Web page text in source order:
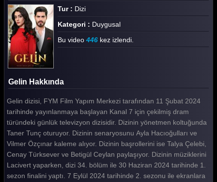
Gelin 322. Bölüm
Gelin 321. Bölüm
Gelin 320. Bölüm
Gelin 319. Bölüm
Gelin 318. Bölüm
Gelin 317. Bölüm
Gelin 316. Bölüm
Gelin 315. Bölüm
Gelin 314. Bölüm
Gelin 313. Bölüm
Tur : Dizi
Kategori : Duygusal
Bu video 446 kez izlendi.
Gelin Hakkında
Gelin dizisi, FYM Film Yapım Merkezi tarafından 11 Şubat 2024
tarihinde yayınlanmaya başlayan Kanal 7 için çekilmiş dram
türündeki günlük televizyon dizisidir. Dizinin yönetmen koltuğunda
Taner Tunç oturuyor. Dizinin senaryosunu Ayla Hacıoğulları ve
Vilmer Özçınar kaleme alıyor. Dizinin başrollerini ise Talya Çelebi,
Cenay Türksever ve Betigül Ceylan paylaşıyor. Dizinin müziklerini
Lacivert yaparken, dizi 34. bölüm ile 30 Haziran 2024 tarihinde 1.
sezon finalini yaptı. 7 Eylül 2024 tarihinde 2. sezonu ile ekranlara